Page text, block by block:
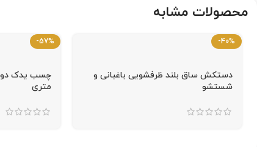
محصولات مشابه
-40%
دستکش ساق بلند ظرفشویی باغبانی و
شستشو
-57%
متری